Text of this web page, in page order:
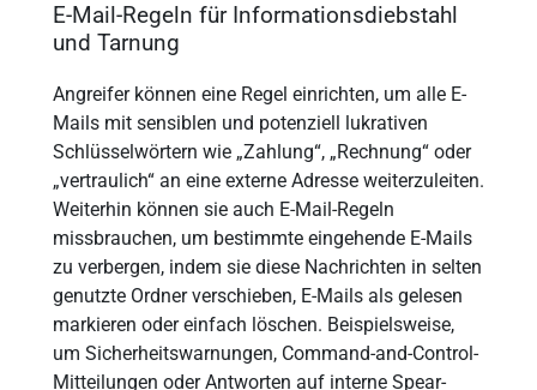
E-Mail-Regeln für Informationsdiebstahl
und Tarnung
Angreifer können eine Regel einrichten, um alle E-
Mails mit sensiblen und potenziell lukrativen
Schlüsselwörtern wie „Zahlung“, „Rechnung“ oder
„vertraulich“ an eine externe Adresse weiterzuleiten.
Weiterhin können sie auch E-Mail-Regeln
missbrauchen, um bestimmte eingehende E-Mails
zu verbergen, indem sie diese Nachrichten in selten
genutzte Ordner verschieben, E-Mails als gelesen
markieren oder einfach löschen. Beispielsweise,
um Sicherheitswarnungen, Command-and-Control-
Mitteilungen oder Antworten auf interne Spear-